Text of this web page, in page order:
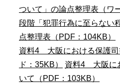
ついて」の論点整理表（ワ
段階「犯罪行為に至らない
点整理表（PDF：104KB）
資料4 大阪における保護司
ド：35KB）
資料4 大阪に
いて（PDF：103KB）